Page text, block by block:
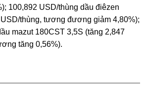
100,892 USD/thùng dầu điêzen
thùng, tương đương giảm 4,80%);
mazut 180CST 3,5S (tăng 2,847
tăng 0,56%).